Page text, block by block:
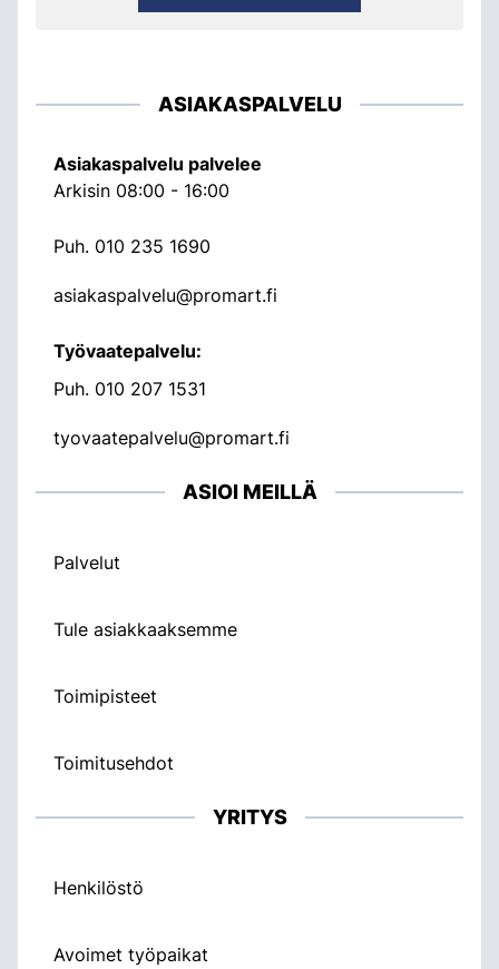
ASIAKASPALVELU
Asiakaspalvelu palvelee
Arkisin 08:00 - 16:00
Puh. 010 235 1690
asiakaspalvelu@promart.fi
Työvaatepalvelu:
Puh. 010 207 1531
tyovaatepalvelu@promart.fi
ASIOI MEILLÄ
Palvelut
Tule asiakkaaksemme
Toimipisteet
Toimitusehdot
YRITYS
Henkilöstö
Avoimet työpaikat